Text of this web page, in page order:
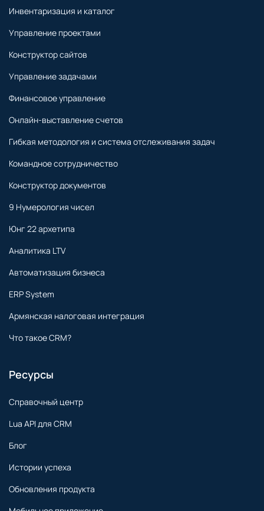
Инвентаризация и каталог
Управление проектами
Конструктор сайтов
Управление задачами
Финансовое управление
Онлайн-выставление счетов
Гибкая методология и система отслеживания задач
Командное сотрудничество
Конструктор документов
9 Нумерология чисел
Юнг 22 архетипа
Аналитика LTV
Автоматизация бизнеса
ERP System
Армянская налоговая интеграция
Что такое CRM?
Ресурсы
Справочный центр
Lua API для CRM
Блог
Истории успеха
Обновления продукта